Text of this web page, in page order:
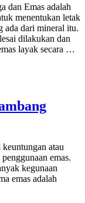
dan Emas adalah
menentukan letak
ada dari mineral itu.
dilakukan dan
layak secara …
atau
emas.
kegunaan
emas adalah